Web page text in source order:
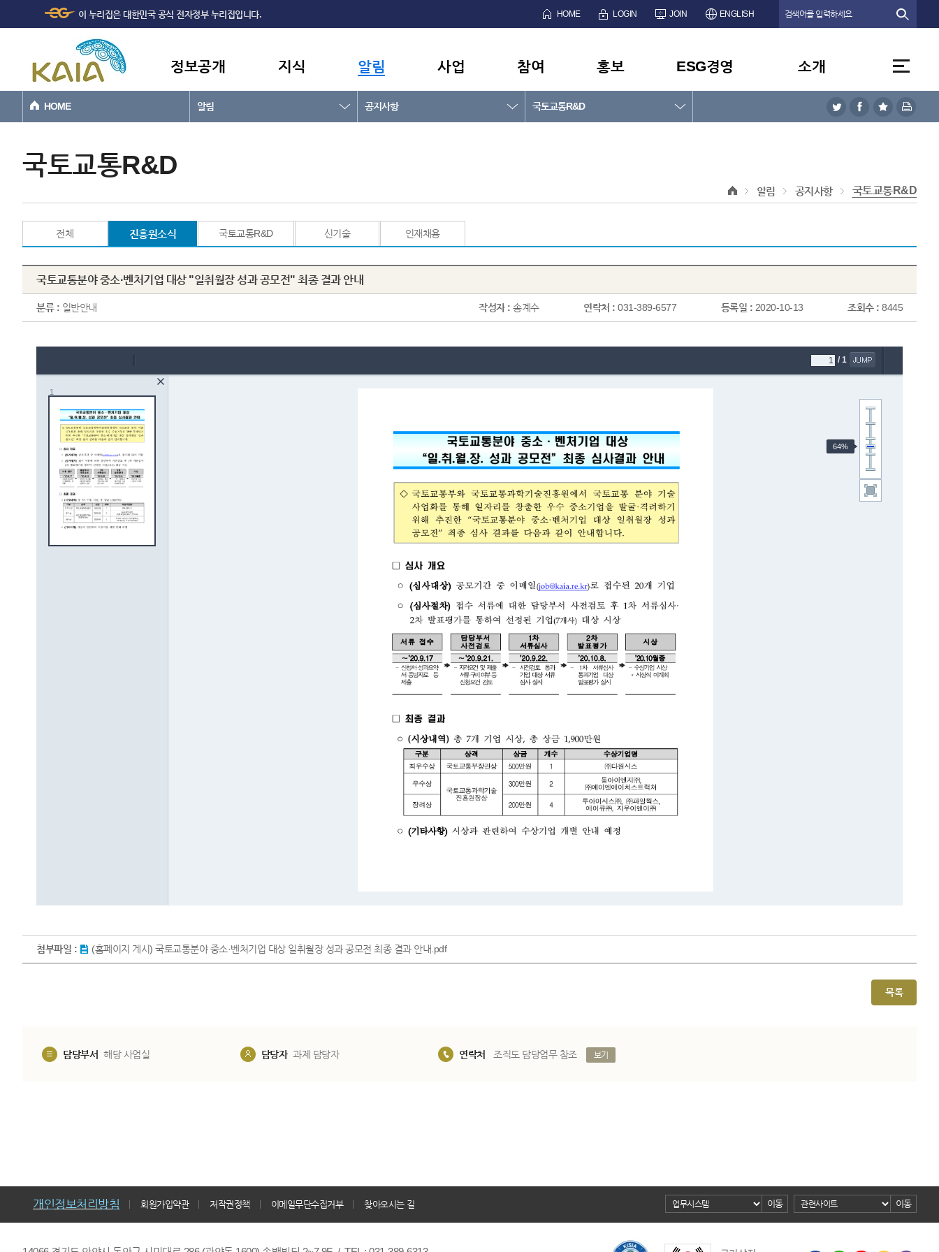
본문바로가기
이 누리집은 대한민국 공식 전자정부 누리집입니다. HOME LOGIN JOIN ENGLISH
정보공개 지식 알림 사업 참여 홍보 ESG경영 소개
HOME 알림 공지사항 국토교통R&D
국토교통R&D
알림 공지사항 국토교통R&D
전체 진흥원소식 국토교통R&D 신기술 인재채용
국토교통분야 중소·벤처기업 대상 "일취월장 성과 공모전" 최종 결과 안내
분류 : 일반안내 작성자 : 송계수 연락처 : 031-389-6577 등록일 : 2020-10-13 조회수 : 8445
첨부파일 : (홈페이지 게시) 국토교통분야 중소·벤처기업 대상 일취월장 성과 공모전 최종 결과 안내.pdf
목록
담당부서 해당 사업실 담당자 과제 담당자 연락처 조직도 담당업무 참조 보기
개인정보처리방침 회원가입약관 저작권정책 이메일무단수집거부 찾아오시는 길 이동 이동